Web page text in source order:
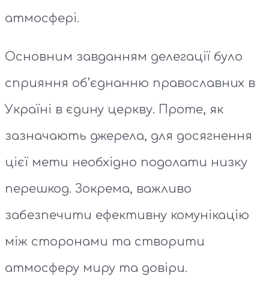
атмосфері.
Основним завданням делегації було
сприяння об’єднанню православних в
Україні в єдину церкву. Проте, як
зазначають джерела, для досягнення
цієї мети необхідно подолати низку
перешкод. Зокрема, важливо
забезпечити ефективну комунікацію
між сторонами та створити
атмосферу миру та довіри.